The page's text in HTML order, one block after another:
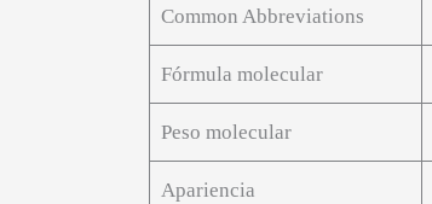
Common Abbreviations
Fórmula molecular
Peso molecular
Apariencia